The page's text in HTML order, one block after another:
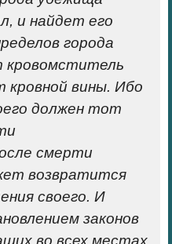
и найдет его
города
кровомститель
кровной вины. Ибо
должен тот
смерти
возвратится
своего. И
законов
во всех местах